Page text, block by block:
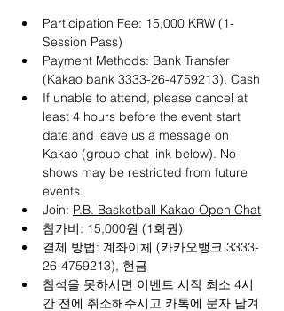
Participation Fee: 15,000 KRW (1-
Session Pass)
Payment Methods: Bank Transfer
(Kakao bank 3333-26-4759213), Cash
If unable to attend, please cancel at
least 4 hours before the event start
date and leave us a message on
Kakao (group chat link below). No-
shows may be restricted from future
events.
Join: P.B. Basketball Kakao Open Chat
참가비: 15,000원 (1회권)
결제 방법: 계좌이체 (카카오뱅크 3333-
26-4759213), 현금
참석을 못하시면 이벤트 시작 최소 4시
간 전에 취소해주시고 카톡에 문자 남겨